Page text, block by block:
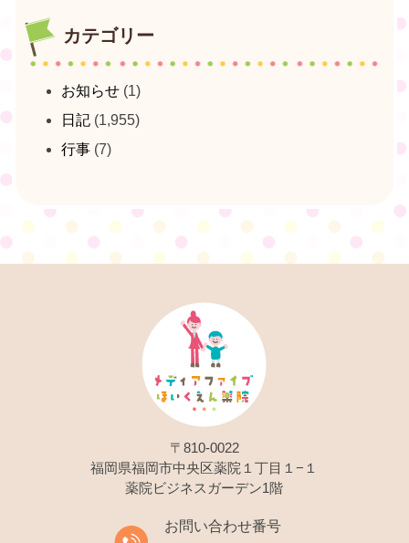
カテゴリー
お知らせ (1)
日記 (1,955)
行事 (7)
〒810-0022
福岡県福岡市中央区薬院１丁目１−１
薬院ビジネスガーデン1階
お問い合わせ番号